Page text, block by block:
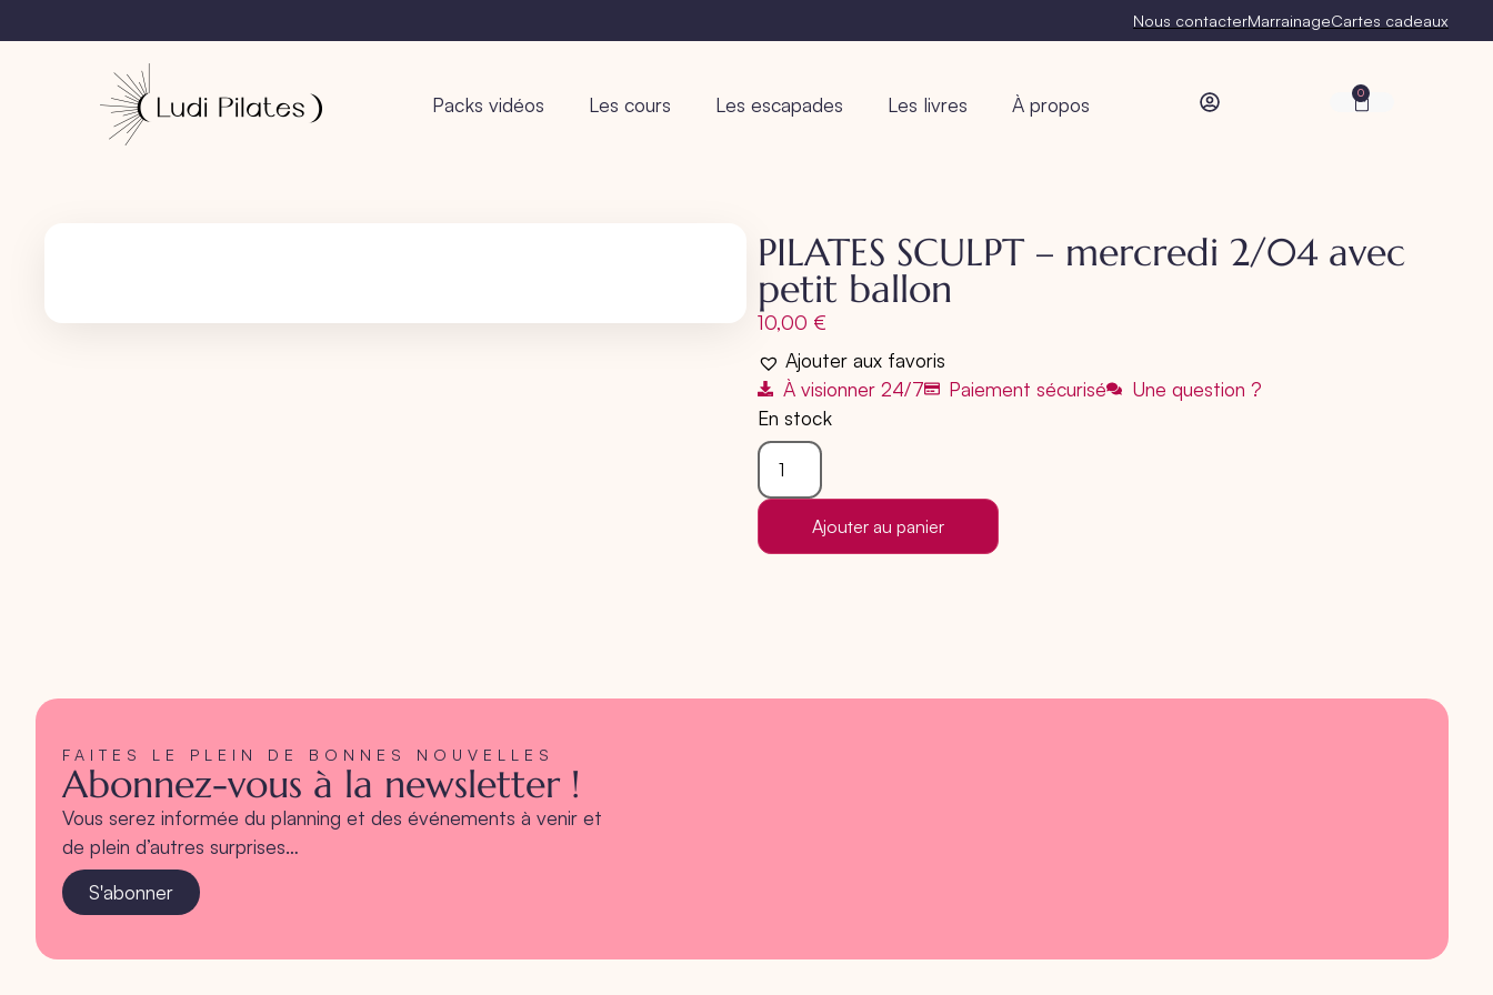
Nous contacterMarrainageCartes cadeaux
Packs vidéos Les cours Les escapades Les livres À propos 0
PILATES SCULPT – mercredi 2/04 avec
petit ballon
10,00 €
Ajouter aux favoris
À visionner 24/7
Paiement sécurisé
Une question ?
En stock
Ajouter au panier
FAITES LE PLEIN DE BONNES NOUVELLES
Abonnez-vous à la newsletter !
Vous serez informée du planning et des événements à venir et
de plein d’autres surprises…
S'abonner